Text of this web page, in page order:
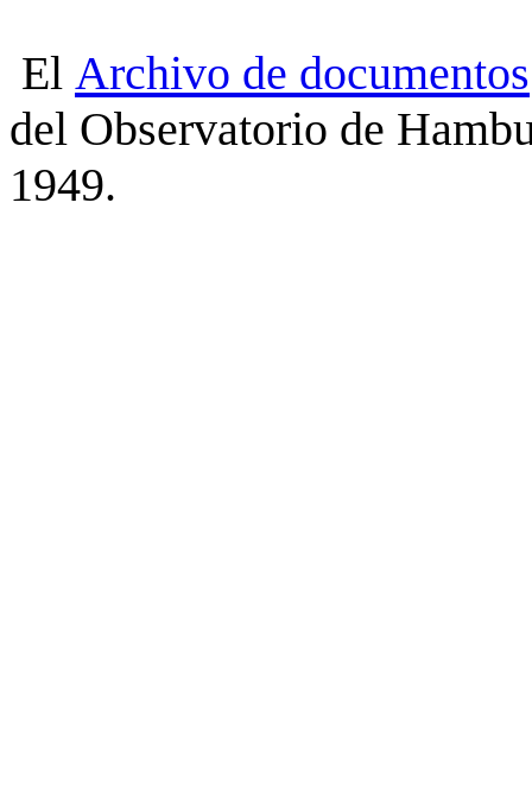
El Archivo de documentos
del Observatorio de
1949.